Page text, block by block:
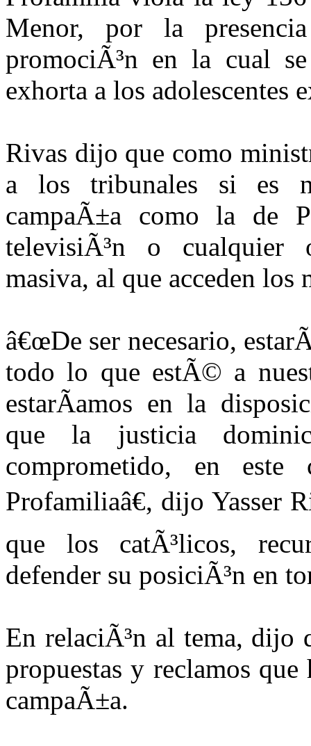
Menor, por la
promociÃ³n en la cual
exhorta a los adolescentes
Rivas dijo que como
a los tribunales si es
campaÃ±a como la de
televisiÃ³n o cualquier
masiva, al que acceden los
â€œDe ser necesario,
todo lo que estÃ© a
estarÃ­amos en la
que la justicia
comprometido, en
Profamiliaâ€, dijo Yasser
que los catÃ³licos,
defender su posiciÃ³n en
En relaciÃ³n al tema, dijo
propuestas y reclamos
campaÃ±a.